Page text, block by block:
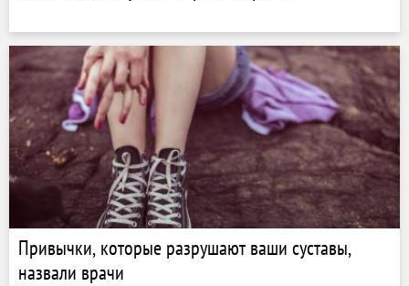
Привычки, которые разрушают ваши суставы,
назвали врачи